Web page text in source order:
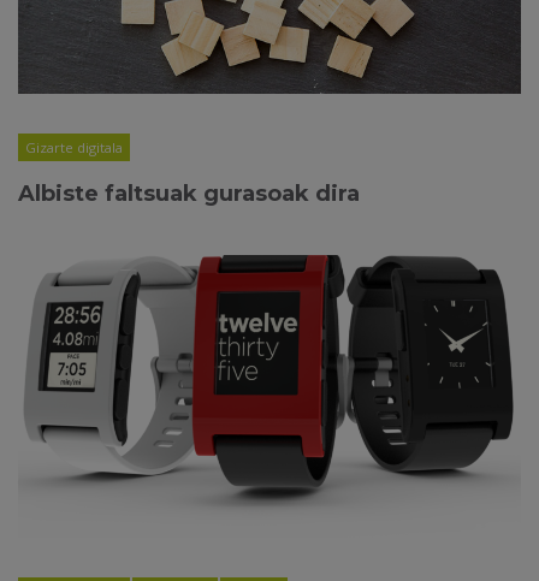
Gizarte digitala
Albiste faltsuak gurasoak dira